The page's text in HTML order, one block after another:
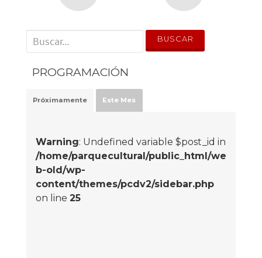
' . __('Search for:') . '
PROGRAMACIÓN
Próximamente Este Mes
Warning: Undefined variable $post_id in
/home/parquecultural/public_html/we
b-old/wp-
content/themes/pcdv2/sidebar.php
on line 25